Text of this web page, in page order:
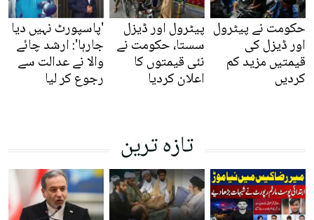
حکومت نے پیٹرول
اور ڈیزل کی
قیمتیں مزید کم
کردیں
پیٹرول اور ڈیزل
سستا، حکومت نے
نئی قیمتوں کا
اعلان کردیا
'پاسپورٹ نہیں دیا
جارہا': ارشد چائے
والا نے عدالت سے
رجوع کر لیا
تازہ ترین